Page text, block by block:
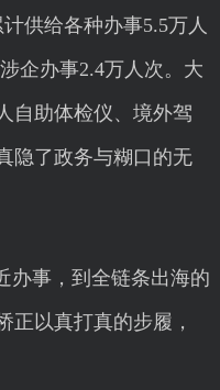
供给各种办事5.5万人
企办事2.4万人次。大
自助体检仪、境外驾
隐了政务与糊口的无
事，到全链条出海的
正以真打真的步履，